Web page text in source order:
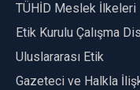
TÜHİD Meslek İlkeleri
Etik Kurulu Çalışma
Uluslararası Etik
Gazeteci ve Halkla